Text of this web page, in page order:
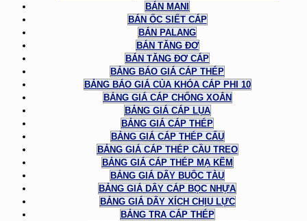
BÁN MANI
BÁN ỐC SIẾT CÁP
BÁN PALANG
BÁN TĂNG ĐƠ
BÁN TĂNG ĐƠ CÁP
BẢNG BÁO GIÁ CÁP THÉP
BẢNG BÁO GIÁ CỦA KHÓA CÁP PHI 10
BẢNG GIÁ CÁP CHỐNG XOẮN
BẢNG GIÁ CÁP LỤA
BẢNG GIÁ CÁP THÉP
BẢNG GIÁ CÁP THÉP CẨU
BẢNG GIÁ CÁP THÉP CẦU TREO
BẢNG GIÁ CÁP THÉP MẠ KẼM
BẢNG GIÁ DÂY BUỘC TÀU
BẢNG GIÁ DÂY CÁP BỌC NHỰA
BẢNG GIÁ DÂY XÍCH CHỊU LỰC
BẢNG TRA CÁP THÉP